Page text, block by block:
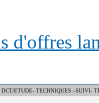
d'offres
: DCT/ETUDE- TECHNIQUES